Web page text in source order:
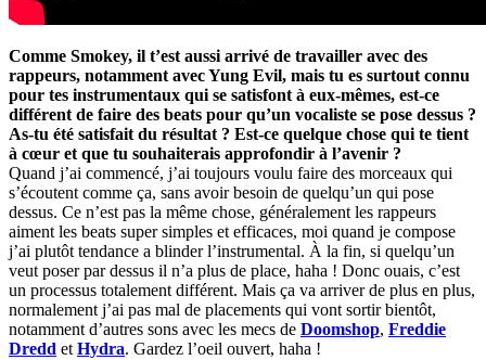
Comme Smokey, il t’est aussi arrivé de travailler avec des
rappeurs, notamment avec Yung Evil, mais tu es surtout connu
pour tes instrumentaux qui se satisfont à eux-mêmes, est-ce
différent de faire des beats pour qu’un vocaliste se pose dessus ?
As-tu été satisfait du résultat ? Est-ce quelque chose qui te tient
à cœur et que tu souhaiterais approfondir à l’avenir ?
Quand j’ai commencé, j’ai toujours voulu faire des morceaux qui
s’écoutent comme ça, sans avoir besoin de quelqu’un qui pose
dessus. Ce n’est pas la même chose, généralement les rappeurs
aiment les beats super simples et efficaces, moi quand je compose
j’ai plutôt tendance a blinder l’instrumental. À la fin, si quelqu’un
veut poser par dessus il n’a plus de place, haha ! Donc ouais, c’est
un processus totalement différent. Mais ça va arriver de plus en plus,
normalement j’ai pas mal de placements qui vont sortir bientôt,
notamment d’autres sons avec les mecs de Doomshop, Freddie
Dredd et Hydra. Gardez l’oeil ouvert, haha !